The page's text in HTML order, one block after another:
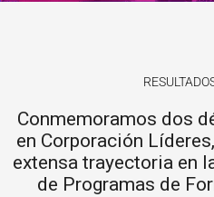
Conmemoramos dos
en Corporación
extensa trayectoria en
de Programas de